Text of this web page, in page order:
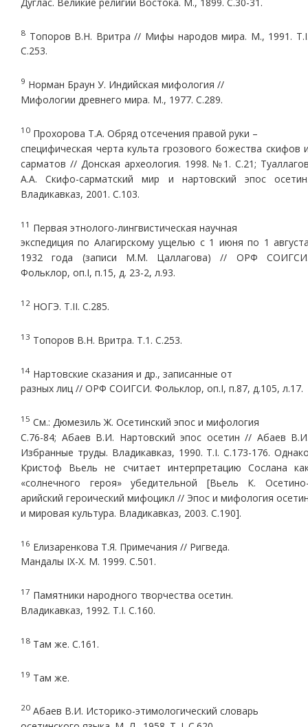
8 Топоров В.Н. Вритра // Мифы народов мира. М., 1991.
С.253.
9 Норман Браун У. Индийская мифология //
Мифологии древнего мира. М., 1977. С.289.
10 Прохорова Т.А. Обряд отсечения правой руки –
специфическая черта культа грозового божества скифов
сарматов // Донская археология. 1998. №1. С.21;
А.А. Скифо-сарматский мир и нартовский эпос
Владикавказ, 2001. С.103.
11 Первая этнолого-лингвистическая научная
экспедиция по Алагирскому ущелью с 1 июня по 1
1932 года (записи М.М. Цаллагова) // ОРФ
Фольклор, оп.I, п.15, д. 23-2, л.93.
12 НОГЭ. Т.II. С.285.
13 Топоров В.Н. Вритра. Т.1. С.253.
14 Нартовские сказания и др., записанные от
разных лиц // ОРФ СОИГСИ. Фольклор, оп.I, п.87, д.105, л.17.
15 См.: Дюмезиль Ж. Осетинский эпос и мифология
С.76-84; Абаев В.И. Нартовский эпос осетин // Абаев
Избранные труды. Владикавказ, 1990. Т.I. С.173-176.
Кристоф Вьель не считает интерпретацию Сослана
«солнечного героя» убедительной [Вьель К.
арийский героический мифоцикл // Эпос и мифология
и мировая культура. Владикавказ, 2003. С.190].
16 Елизаренкова Т.Я. Примечания // Ригведа.
Мандалы IX-X. М. 1999. С.501.
17 Памятники народного творчества осетин.
Владикавказ, 1992. Т.I. С.160.
18 Там же. С.161.
19 Там же.
20 Абаев В.И. Историко-этимологический словарь